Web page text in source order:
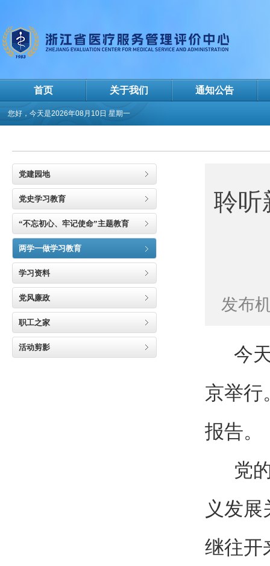
首页 关于我们 通知公告
您好，今天是2026年08月10日 星期一
党建园地
党史学习教育
“不忘初心、牢记使命”主题教育
两学一做学习教育
学习资料
党风廉政
职工之家
活动剪影
聆听
发布
今天
京举行
报告。
党的
义发
继往开